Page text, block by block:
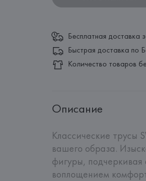
Бесплатная доставка
Быстрая доставка по
Количество товаров
Описание
Классические трусы
вашего образа.
фигуры,
воплощением